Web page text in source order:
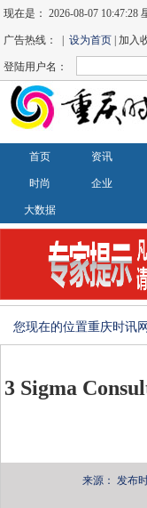
现在是：2026-08-07 10:47:29
广告热线： |设为首页 | 加入
登陆用户名：
首页 资讯
时尚 企业
大数据
您现在的位置重庆时讯网
3 Sigma
来源： 发布